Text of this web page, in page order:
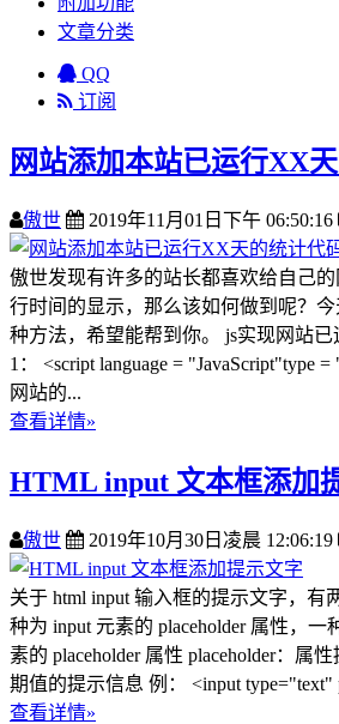
文章分类
QQ
订阅
网站添加本站已运行XX
傲世 2019年11月01日下午 06:50:16
傲世发现有许多的站长都喜欢给自己
行时间的显示，那么该如何做到呢？
种方法，希望能帮到你。 js实现网站
1： <script language = "JavaScript"type
网站的...
查看详情»
HTML input 文本框添加
傲世 2019年10月30日凌晨 12:06:19
关于 html input 输入框的提示文字，有
种为 input 元素的 placeholder 属性，一
素的 placeholder 属性 placeholder：属
期值的提示信息 例： <input type="text"
查看详情»